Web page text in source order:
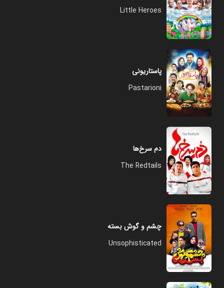
Little Heroes
پاستاریونی
Pastarioni
دم سرخ‌ها
The Redtails
چشم و گوش بسته
Unsophisticated